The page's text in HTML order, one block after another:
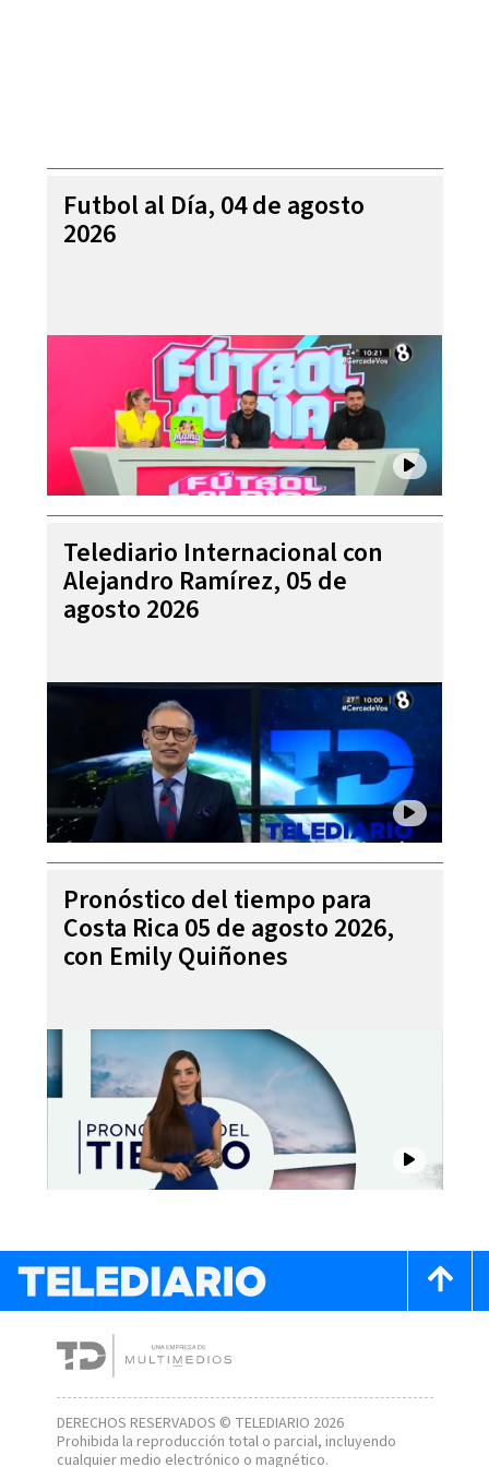
Futbol al Día, 04 de agosto
2026
Telediario Internacional con
Alejandro Ramírez, 05 de
agosto 2026
Pronóstico del tiempo para
Costa Rica 05 de agosto 2026,
con Emily Quiñones
DERECHOS RESERVADOS © TELEDIARIO 2026
Prohibida la reproducción total o parcial, incluyendo
cualquier medio electrónico o magnético.